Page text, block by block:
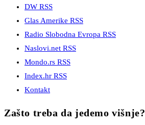
DW RSS
Glas Amerike RSS
Radio Slobodna Evropa RSS
Naslovi.net RSS
Mondo.rs RSS
Index.hr RSS
Kontakt
Zašto treba da jedemo višnje?